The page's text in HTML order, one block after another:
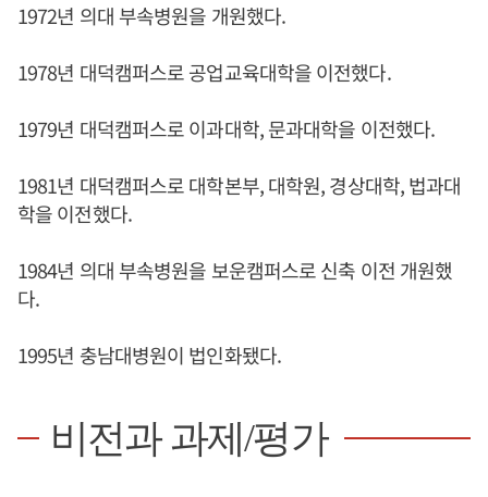
1972년 의대 부속병원을 개원했다.
1978년 대덕캠퍼스로 공업교육대학을 이전했다.
1979년 대덕캠퍼스로 이과대학, 문과대학을 이전했다.
1981년 대덕캠퍼스로 대학본부, 대학원, 경상대학, 법과대
학을 이전했다.
1984년 의대 부속병원을 보운캠퍼스로 신축 이전 개원했
다.
1995년 충남대병원이 법인화됐다.
비전과 과제/평가